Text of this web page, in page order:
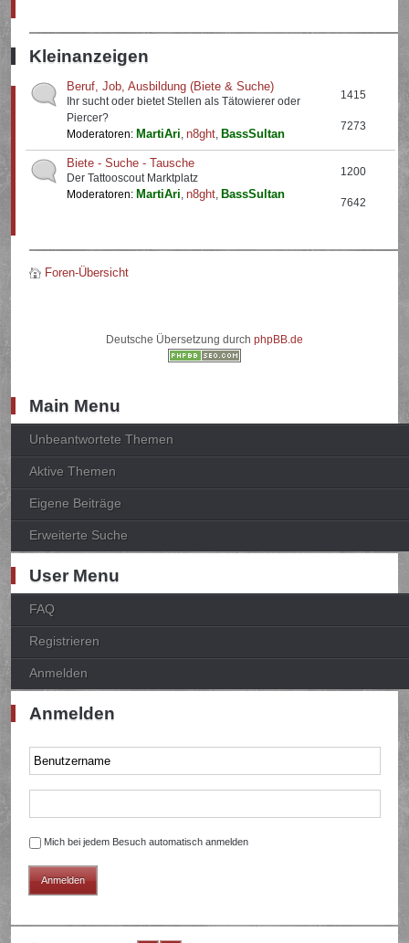
Kleinanzeigen
Beruf, Job, Ausbildung (Biete & Suche)
Ihr sucht oder bietet Stellen als Tätowierer oder
Piercer?
Moderatoren: MartiAri,n8ght, BassSultan
1415
7273
Biete - Suche - Tausche
Der Tattooscout Marktplatz
Moderatoren: MartiAri,n8ght, BassSultan
1200
7642
Foren-Übersicht
Deutsche Übersetzung durch phpBB.de
Main Menu
Unbeantwortete Themen
Aktive Themen
Eigene Beiträge
Erweiterte Suche
User Menu
FAQ
Registrieren
Anmelden
Anmelden
Mich bei jedem Besuch automatisch anmelden